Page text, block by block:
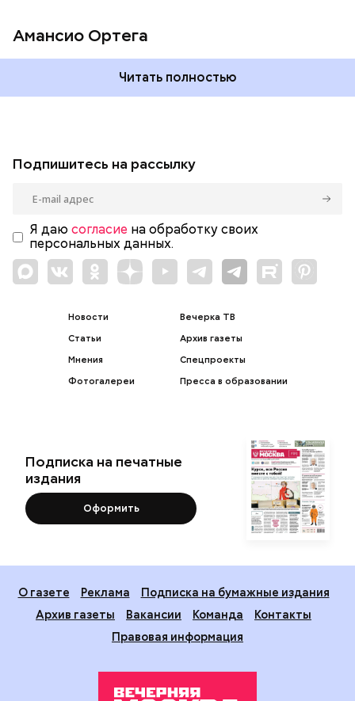
Амансио Ортега
Читать полностью
Подпишитесь на рассылку
Я даю согласие на обработку своих
персональных данных.
Новости
Статьи
Мнения
Фотогалереи
Вечерка ТВ
Архив газеты
Спецпроекты
Пресса в образовании
Подписка на печатные
издания
Оформить
О газете Реклама
Подписка на бумажные издания
Архив газеты
Вакансии Команда
Контакты
Правовая информация